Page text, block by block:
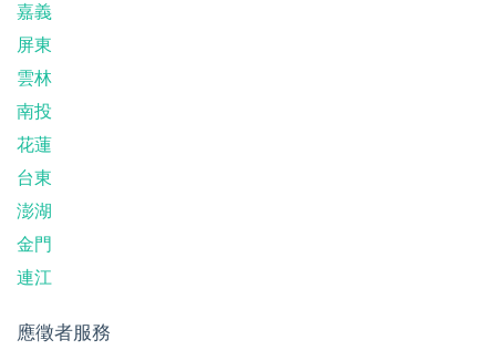
嘉義
屏東
雲林
南投
花蓮
台東
澎湖
金門
連江
應徵者服務